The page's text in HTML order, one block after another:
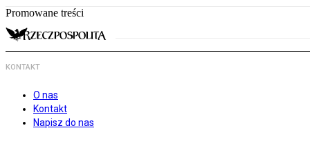
Promowane treści
KONTAKT
O nas
Kontakt
Napisz do nas